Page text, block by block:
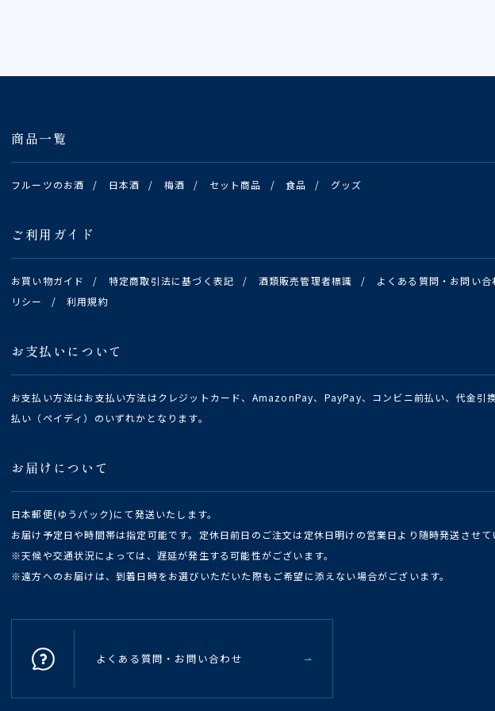
商品一覧
フルーツのお酒 / 日本酒 / 梅酒 / セット商品 / 食品 / グッズ
ご利用ガイド
お買い物ガイド / 特定商取引法に基づく表記 / 酒類販売管理者標識 / よくある質問・お問い合
リシー
/ 利用規約
お支払いについて
お支払い方法はお支払い方法はクレジットカード、AmazonPay、PayPay、コンビニ前払い、代金引
払い（ペイディ）のいずれかとなります。
お届けについて
日本郵便(ゆうパック)にて発送いたします。
お届け予定日や時間帯は指定可能です。定休日前日のご注文は定休日明けの営業日より随時発送させて
※天候や交通状況によっては、遅延が発生する可能性がございます。
※遠方へのお届けは、到着日時をお選びいただいた際もご希望に添えない場合がございます。
よくある質問・お問い合わせ